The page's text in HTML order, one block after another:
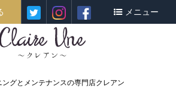
ングとメンテナンスの専門店クレアン
メニュー